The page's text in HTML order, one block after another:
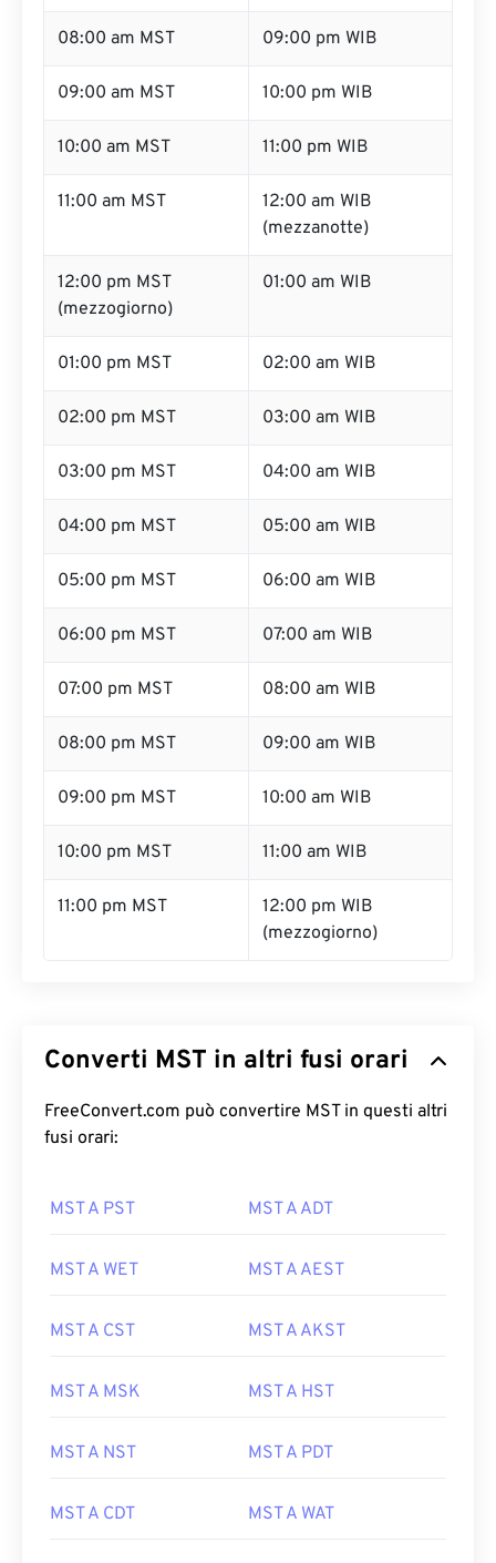
08:00 am MST 09:00 pm WIB
09:00 am MST 10:00 pm WIB
10:00 am MST 11:00 pm WIB
11:00 am MST
12:00 am WIB
(mezzanotte)
12:00 pm MST
(mezzogiorno)
01:00 am WIB
01:00 pm MST 02:00 am WIB
02:00 pm MST 03:00 am WIB
03:00 pm MST 04:00 am WIB
04:00 pm MST 05:00 am WIB
05:00 pm MST 06:00 am WIB
06:00 pm MST 07:00 am WIB
07:00 pm MST 08:00 am WIB
08:00 pm MST 09:00 am WIB
09:00 pm MST 10:00 am WIB
10:00 pm MST 11:00 am WIB
11:00 pm MST
12:00 pm WIB
(mezzogiorno)
Converti MST in altri fusi orari
FreeConvert.com può convertire MST in questi altri
fusi orari:
MST A PST MST A ADT
MST A WET MST A AEST
MST A CST MST A AKST
MST A MSK MST A HST
MST A NST MST A PDT
MST A CDT MST A WAT